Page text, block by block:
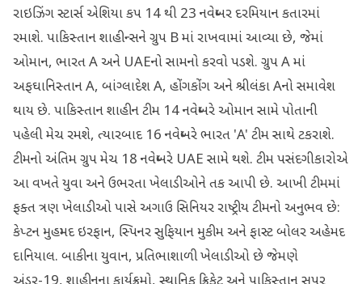
રાઇઝિંગ સ્ટાર્સ એશિયા કપ 14 થી 23 નવેમ્બર દરમિયાન કતારમાં
રમાશે. પાકિસ્તાન શાહીન્સને ગ્રુપ B માં રાખવામાં આવ્યા છે, જેમાં
ઓમાન, ભારત A અને UAEનો સામનો કરવો પડશે. ગ્રુપ A માં
અફઘાનિસ્તાન A, બાંગ્લાદેશ A, હોંગકોંગ અને શ્રીલંકા Aનો સમાવેશ
થાય છે. પાકિસ્તાન શાહીન ટીમ 14 નવેમ્બરે ઓમાન સામે પોતાની
પહેલી મેચ રમશે, ત્યારબાદ 16 નવેમ્બરે ભારત 'A' ટીમ સાથે ટકરાશે.
ટીમનો અંતિમ ગ્રુપ મેચ 18 નવેમ્બરે UAE સામે થશે. ટીમ પસંદગીકારોએ
આ વખતે યુવા અને ઉભરતા ખેલાડીઓને તક આપી છે. આખી ટીમમાં
ફક્ત ત્રણ ખેલાડીઓ પાસે અગાઉ સિનિયર રાષ્ટ્રીય ટીમનો અનુભવ છે:
કેપ્ટન મુહમ્મદ ઇરફાન, સ્પિનર સુફિયાન મુકીમ અને ફાસ્ટ બોલર અહેમદ
દાનિયાલ. બાકીના યુવાન, પ્રતિભાશાળી ખેલાડીઓ છે જેમણે